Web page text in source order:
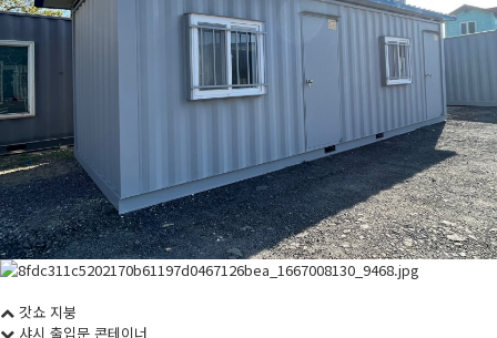
갓쇼 지붕
샤시 출입문 콘테이너